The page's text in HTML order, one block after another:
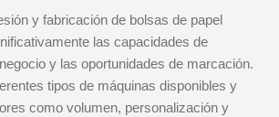
y fabricación de bolsas de papel
las capacidades de
y las oportunidades de marcación.
tipos de máquinas disponibles y
como volumen, personalización y